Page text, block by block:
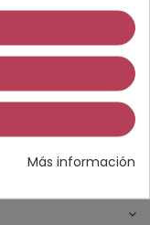
Más información